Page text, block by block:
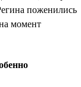
поженились
момент